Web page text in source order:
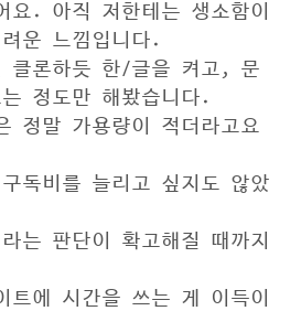
요. 아직 저한테는 생소함이
운 느낌입니다.
클론하듯 한/글을 켜고, 문
정도만 해봤습니다.
정말 가용량이 적더라고요
독비를 늘리고 싶지도 않았
라는 판단이 확고해질 때까지
트에 시간을 쓰는 게 이득이